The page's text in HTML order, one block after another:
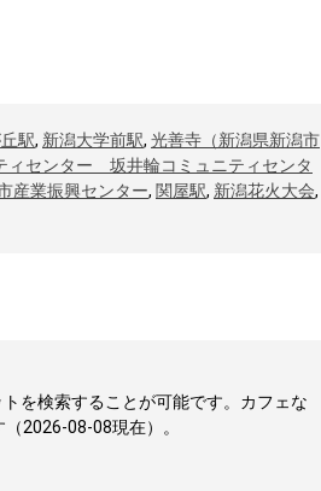
駅, 新潟大学前駅, 光善寺（新潟県新潟市
ィセンター 坂井輪コミュニティセンタ
産業振興センター, 関屋駅, 新潟花火大会,
を検索することが可能です。カフェな
2026-08-08現在）。